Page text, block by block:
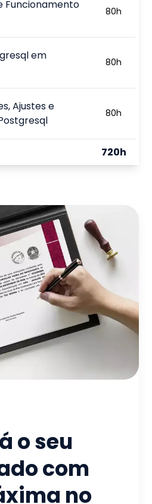
Funcionamento
80h
em
80h
Ajustes e
80h
720h
o seu
com
no